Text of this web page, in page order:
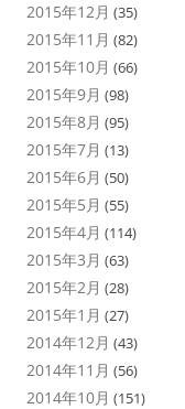
2015年12月 (35)
2015年11月 (82)
2015年10月 (66)
2015年9月 (98)
2015年8月 (95)
2015年7月 (13)
2015年6月 (50)
2015年5月 (55)
2015年4月 (114)
2015年3月 (63)
2015年2月 (28)
2015年1月 (27)
2014年12月 (43)
2014年11月 (56)
2014年10月 (151)